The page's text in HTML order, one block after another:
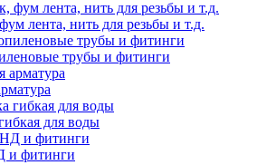
лента, нить для резьбы и т.д.
трубы и фитинги
для воды
и фитинги